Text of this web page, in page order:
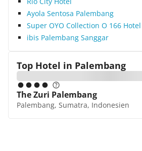
Ayola Sentosa Palembang
Super OYO Collection O 166
ibis Palembang Sanggar
Top Hotel in Palembang
The Zuri Palembang
Palembang, Sumatra, Indonesien